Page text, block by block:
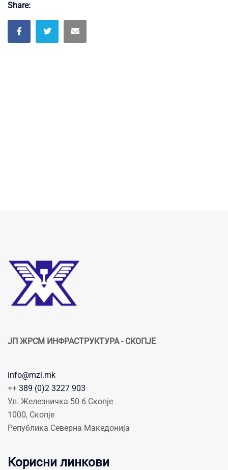
Share:
ЈП ЖРСМ ИНФРАСТРУКТУРА - СКОПЈЕ
info@mzi.mk
++ 389 (0)2 3227 903
Ул. Железничка 50 б Скопје
1000, Скопје
Република Северна Македонија
Корисни линкови